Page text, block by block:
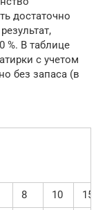
достаточно
%. В таблице
с учетом
без запаса (в
8 10
15